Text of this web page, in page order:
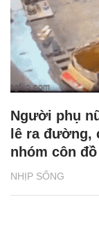
NHỊP SỐNG
Người phụ
lê ra đường,
nhóm côn đồ